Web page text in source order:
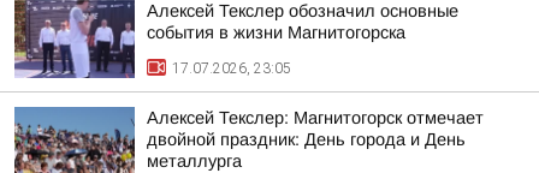
Алексей Текслер обозначил основные
события в жизни Магнитогорска
17.07.2026, 23:05
Алексей Текслер: Магнитогорск отмечает
двойной праздник: День города и День
металлурга